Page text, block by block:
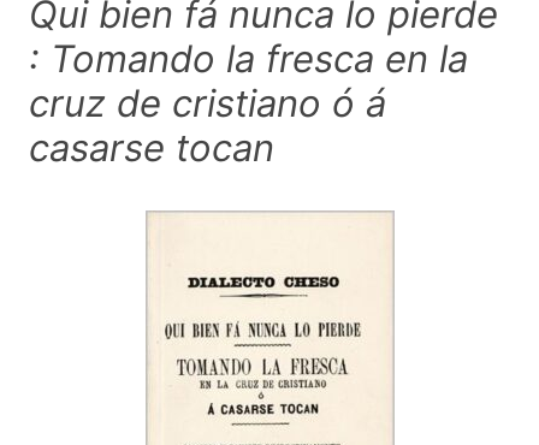
Qui bien fá nunca lo pierde
: Tomando la fresca en la
cruz de cristiano ó á
casarse tocan